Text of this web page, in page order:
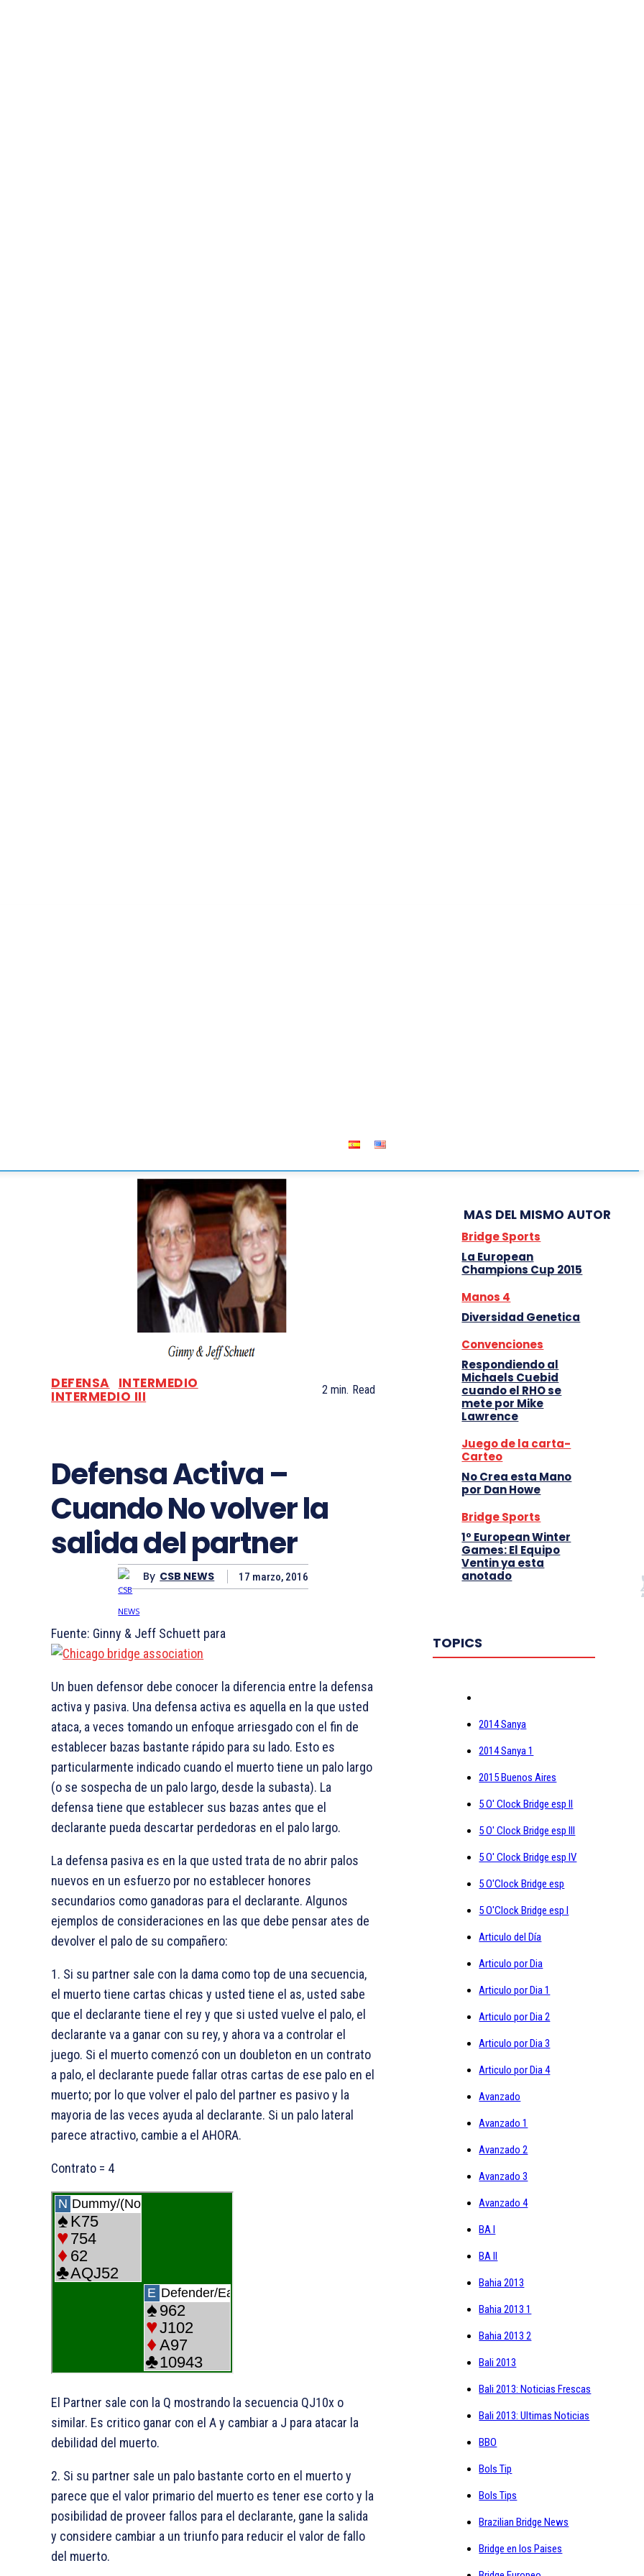
DEFENSA INTERMEDIO
INTERMEDIO III 2 min. Read
Defensa Activa –
Cuando No volver la
salida del partner
By CSB NEWS 17 marzo, 2016
Fuente: Ginny & Jeff Schuett para
Un buen defensor debe conocer la diferencia entre la defensa
activa y pasiva. Una defensa activa es aquella en la que usted
ataca, a veces tomando un enfoque arriesgado con el fin de
establecer bazas bastante rápido para su lado. Esto es
particularmente indicado cuando el muerto tiene un palo largo
(o se sospecha de un palo largo, desde la subasta). La
defensa tiene que establecer sus bazas antes que el
declarante pueda descartar perdedoras en el palo largo.
La defensa pasiva es en la que usted trata de no abrir palos
nuevos en un esfuerzo por no establecer honores
secundarios como ganadoras para el declarante. Algunos
ejemplos de consideraciones en las que debe pensar ates de
devolver el palo de su compañero:
1. Si su partner sale con la dama como top de una secuencia,
el muerto tiene cartas chicas y usted tiene el as, usted sabe
que el declarante tiene el rey y que si usted vuelve el palo, el
declarante va a ganar con su rey, y ahora va a controlar el
juego. Si el muerto comenzó con un doubleton en un contrato
a palo, el declarante puede fallar otras cartas de ese palo en el
muerto; por lo que volver el palo del partner es pasivo y la
mayoria de las veces ayuda al declarante. Si un palo lateral
parece atractivo, cambie a el AHORA.
Contrato = 4
El Partner sale con la Q mostrando la secuencia QJ10x o
similar. Es critico ganar con elA y cambiar a J para atacar la
debilidad del muerto.
2. Si su partner sale un palo bastante corto en el muerto y
parece que el valor primario del muerto es tener ese corto y la
posibilidad de proveer fallos para el declarante, gane la salida
y considere cambiar a un triunfo para reducir el valor de fallo
del muerto.
MAS DEL MISMO AUTOR
Bridge Sports
La European
Champions Cup 2015
Manos 4
Diversidad Genetica
Convenciones
Respondiendo al
Michaels Cuebid
cuando el RHO se
mete por Mike
Lawrence
Juego de la carta-
Carteo
No Crea esta Mano
por Dan Howe
Bridge Sports
1º European Winter
Games: El Equipo
Ventin ya esta
anotado
TOPICS
2014 Sanya
2014 Sanya 1
2015 Buenos Aires
5 O' Clock Bridge esp II
5 O' Clock Bridge esp III
5 O' Clock Bridge esp IV
5 O'Clock Bridge esp
5 O'Clock Bridge esp I
Articulo del Día
Articulo por Dia
Articulo por Dia 1
Articulo por Dia 2
Articulo por Dia 3
Articulo por Dia 4
Avanzado
Avanzado 1
Avanzado 2
Avanzado 3
Avanzado 4
BA I
BA II
Bahia 2013
Bahia 2013 1
Bahia 2013 2
Bali 2013
Bali 2013: Noticias Frescas
Bali 2013: Ultimas Noticias
BBO
Bols Tip
Bols Tips
Brazilian Bridge News
Bridge en los Paises